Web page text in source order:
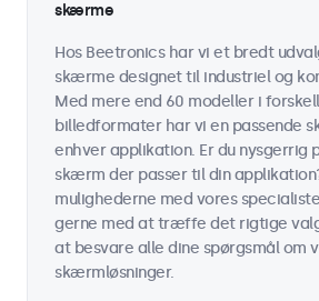
skærme
Hos Beetronics har vi et bredt
skærme designet til industriel og
Med mere end 60 modeller i
billedformater har vi en passende
enhver applikation. Er du nysgerrig
skærm der passer til din
mulighederne med vores
gerne med at træffe det rigtige
at besvare alle dine spørgsmål om
skærmløsninger.